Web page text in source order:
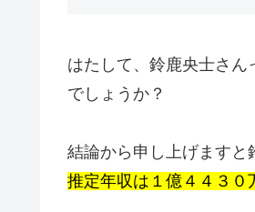
はたして、鈴鹿央士さ
でしょうか？
結論から申し上げますと
推定年収は１億４４３０